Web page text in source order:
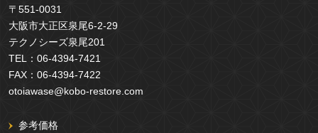
〒551-0031
大阪市大正区泉尾6-2-29
テクノシーズ泉尾201
TEL： 06-4394-7421
FAX： 06-4394-7422
otoiawase@kobo-restore.com
参考価格